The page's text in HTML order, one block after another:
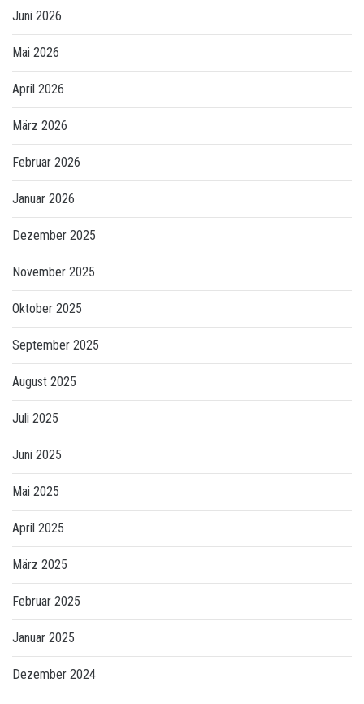
Juni 2026
Mai 2026
April 2026
März 2026
Februar 2026
Januar 2026
Dezember 2025
November 2025
Oktober 2025
September 2025
August 2025
Juli 2025
Juni 2025
Mai 2025
April 2025
März 2025
Februar 2025
Januar 2025
Dezember 2024